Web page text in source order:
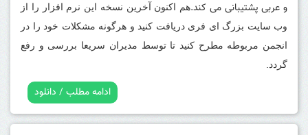
و عربی پشتیبانی می کند.هم اکنون آخرین نسخه این نرم افزار را از
وب سایت بزرگ ای فری دریافت کنید و هرگونه مشکلات خود را در
انجمن مربوطه مطرح کنید تا توسط مدیران سریعا بررسی و رفع
گردد.
ادامه مطلب / دانلود